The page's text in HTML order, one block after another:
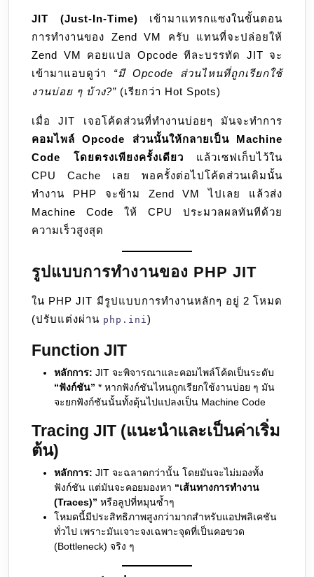
JIT (Just-In-Time) เข้ามาแทรกแซงในขั้นตอน
การทำงานของ Zend VM ครับ แทนที่จะปล่อยให้
Zend VM คอยแปล Opcode ทีละบรรทัด JIT จะ
เข้ามาแอบดูว่า “มี Opcode ส่วนไหนที่ถูกเรียกใช้
งานบ่อย ๆ บ้าง?” (เรียกว่า Hot Spots)
เมื่อ JIT เจอโค้ดส่วนที่ทำงานบ่อยๆ มันจะทำการ
คอมไพล์ Opcode ส่วนนั้นให้กลายเป็น Machine
Code โดยตรงเพียงครั้งเดียว แล้วเซฟเก็บไว้ใน
CPU Cache เลย พอครั้งต่อไปโค้ดส่วนเดิมนั้น
ทำงาน PHP จะข้าม Zend VM ไปเลย แล้วส่ง
Machine Code ให้ CPU ประมวลผลทันทีด้วย
ความเร็วสูงสุด
รูปแบบการทำงานของ PHP JIT
ใน PHP JIT มีรูปแบบการทำงานหลักๆ อยู่ 2 โหมด
(ปรับแต่งผ่าน php.ini)
Function JIT
หลักการ: JIT จะพิจารณาและคอมไพล์โค้ดเป็นระดับ
“ฟังก์ชัน” * หากฟังก์ชันไหนถูกเรียกใช้งานบ่อย ๆ มัน
จะยกฟังก์ชันนั้นทั้งดุ้นไปแปลงเป็น Machine Code
Tracing JIT (แนะนำและเป็นค่าเริ่ม
ต้น)
หลักการ: JIT จะฉลาดกว่านั้น โดยมันจะไม่มองทั้ง
ฟังก์ชัน แต่มันจะคอยมองหา “เส้นทางการทำงาน
(Traces)” หรือลูปที่หมุนซ้ำๆ
โหมดนี้มีประสิทธิภาพสูงกว่ามากสำหรับแอปพลิเคชัน
ทั่วไป เพราะมันเจาะจงเฉพาะจุดที่เป็นคอขวด
(Bottleneck) จริง ๆ